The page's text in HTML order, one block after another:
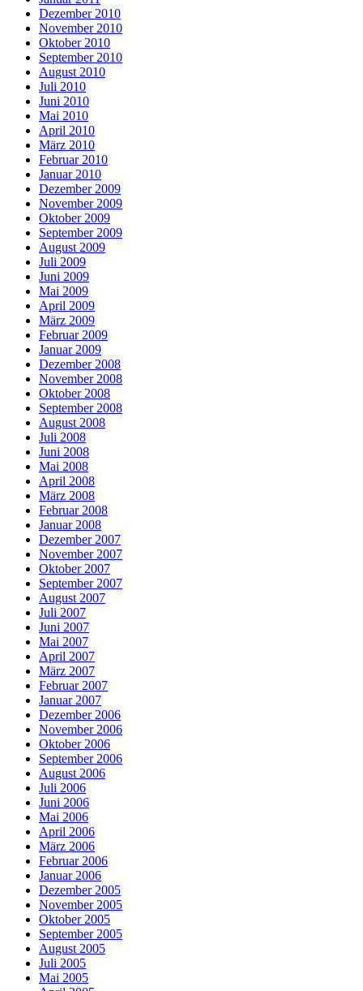
Dezember 2010
November 2010
Oktober 2010
September 2010
August 2010
Juli 2010
Juni 2010
Mai 2010
April 2010
März 2010
Februar 2010
Januar 2010
Dezember 2009
November 2009
Oktober 2009
September 2009
August 2009
Juli 2009
Juni 2009
Mai 2009
April 2009
März 2009
Februar 2009
Januar 2009
Dezember 2008
November 2008
Oktober 2008
September 2008
August 2008
Juli 2008
Juni 2008
Mai 2008
April 2008
März 2008
Februar 2008
Januar 2008
Dezember 2007
November 2007
Oktober 2007
September 2007
August 2007
Juli 2007
Juni 2007
Mai 2007
April 2007
März 2007
Februar 2007
Januar 2007
Dezember 2006
November 2006
Oktober 2006
September 2006
August 2006
Juli 2006
Juni 2006
Mai 2006
April 2006
März 2006
Februar 2006
Januar 2006
Dezember 2005
November 2005
Oktober 2005
September 2005
August 2005
Juli 2005
Mai 2005